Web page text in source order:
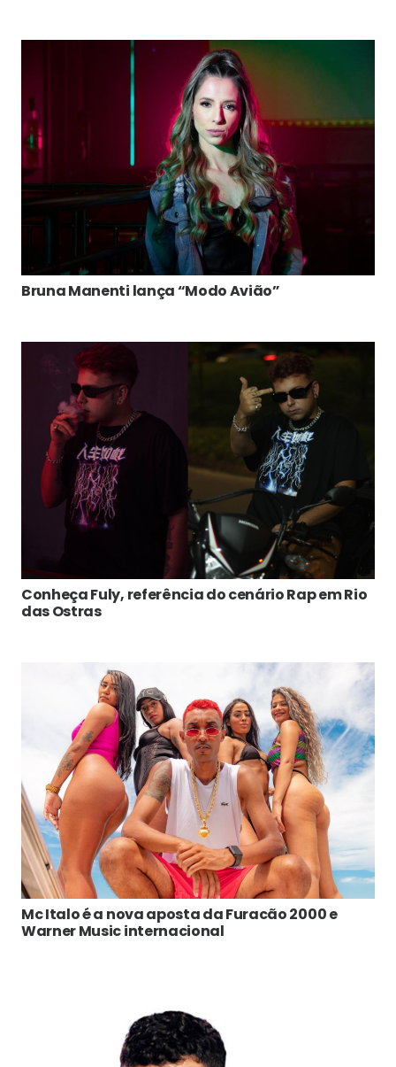
Bruna Manenti lança “Modo Avião”
Conheça Fuly, referência do cenário Rap em Rio
das Ostras
Mc Italo é a nova aposta da Furacão 2000 e
Warner Music internacional